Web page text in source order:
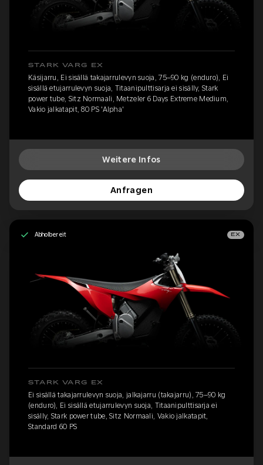
STARK VARG EX
Käsijarru, Ei sisällä takajarrulevyn suoja, 75–90 kg (enduro), Ei
sisällä etujarrulevyn suoja, Titaanipulttisarja ei sisälly, Stark
power tube, Sitz Normaali, Metzeler 6 Days Extreme Medium,
Vakio jalkatapit, 80 PS 'Alpha'
Weitere Infos
Anfragen
Abholbereit EX
STARK VARG EX
Ei sisällä takajarrulevyn suoja, jalkajarru (takajarru), 75–90 kg
(enduro), Ei sisällä etujarrulevyn suoja, Titaanipulttisarja ei
sisälly, Stark power tube, Sitz Normaali, Vakio jalkatapit,
Standard 60 PS